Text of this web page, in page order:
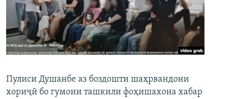
Пулиси Душанбе аз боздошти шаҳрвандони
хориҷӣ бо гумони ташкили фоҳишахона хабар